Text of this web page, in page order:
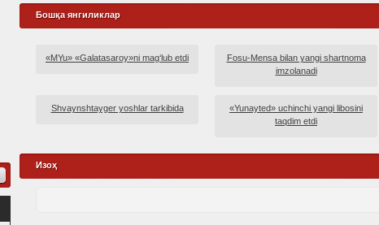
Бошқа янгиликлар
«MYu» «Galatasaroy»ni mag‘lub etdi
Fosu-Mensa bilan yangi shartnoma
imzolanadi
Shvaynshtayger yoshlar tarkibida
«Yunayted» uchinchi yangi libosini
taqdim etdi
Изоҳ